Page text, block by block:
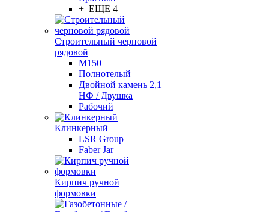
+ ЕЩЕ 4
Строительный черновой
рядовой
М150
Полнотелый
Двойной камень 2,1
НФ / Двушка
Рабочий
Клинкерный
LSR Group
Faber Jar
Кирпич ручной
формовки